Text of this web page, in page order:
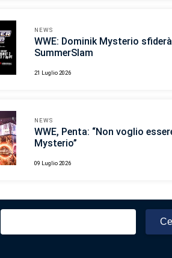
NEWS
WWE: Dominik Mysterio
SummerSlam
21 Luglio 2026
NEWS
WWE, Penta: “Non voglio
Mysterio”
09 Luglio 2026
Ricerca